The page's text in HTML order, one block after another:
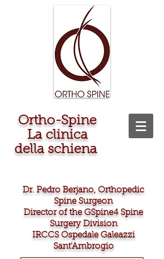
Ortho-Spine
La clinica
della schiena
Dr. Pedro Berjano, Orthopedic
Spine Surgeon
Director of the GSpine4 Spine
Surgery Division
IRCCS Ospedale Galeazzi
Sant'Ambrogio